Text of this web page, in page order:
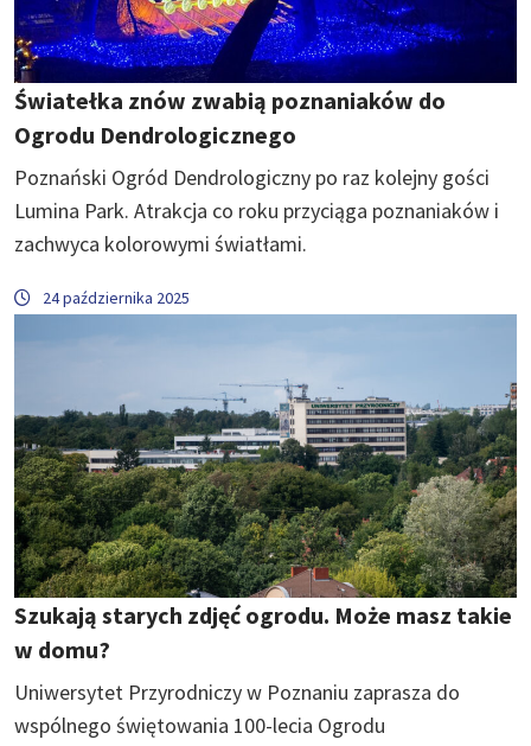
Światełka znów zwabią poznaniaków do
Ogrodu Dendrologicznego
Poznański Ogród Dendrologiczny po raz kolejny gości
Lumina Park. Atrakcja co roku przyciąga poznaniaków i
zachwyca kolorowymi światłami.
24 października 2025
Szukają starych zdjęć ogrodu. Może masz takie
w domu?
Uniwersytet Przyrodniczy w Poznaniu zaprasza do
wspólnego świętowania 100-lecia Ogrodu